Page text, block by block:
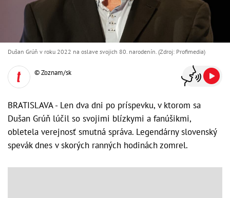
Dušan Grúň v roku 2022 na oslave svojich 80. narodenín. (Zdroj: Profimedia)
© Zoznam/sk
BRATISLAVA - Len dva dni po príspevku, v ktorom sa
Dušan Grúň lúčil so svojimi blízkymi a fanúšikmi,
obletela verejnosť smutná správa. Legendárny slovenský
spevák dnes v skorých ranných hodinách zomrel.